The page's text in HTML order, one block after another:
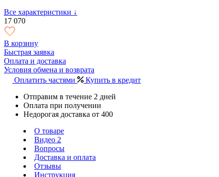
Все характеристики ↓
17 070
В корзину
Быстрая заявка
Оплата и доставка
Условия обмена и возврата
Оплатить частями
Купить в кредит
Отправим в течение 2 дней
Оплата при получении
Недорогая доставка от 400
О товаре
Видео 2
Вопросы
Доставка и оплата
Отзывы
Инструкция